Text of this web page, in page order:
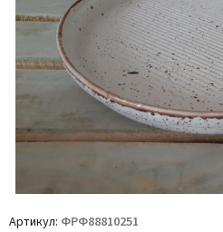
Артикул ФРФ88810251